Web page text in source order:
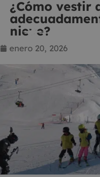
¿Cómo vestir
nieve?
enero 20, 2026